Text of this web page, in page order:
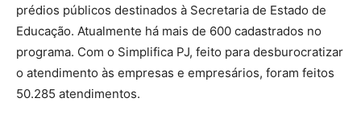
prédios públicos destinados à Secretaria de Estado de
Educação. Atualmente há mais de 600 cadastrados no
programa. Com o Simplifica PJ, feito para desburocratizar
o atendimento às empresas e empresários, foram feitos
50.285 atendimentos.